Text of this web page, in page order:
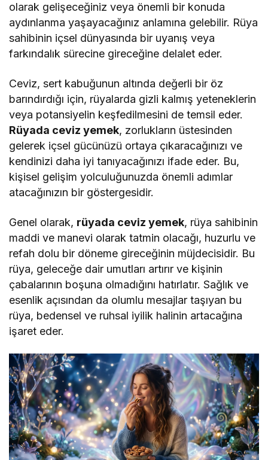
olarak gelişeceğiniz veya önemli bir konuda
aydınlanma yaşayacağınız anlamına gelebilir. Rüya
sahibinin içsel dünyasında bir uyanış veya
farkındalık sürecine gireceğine delalet eder.
Ceviz, sert kabuğunun altında değerli bir öz
barındırdığı için, rüyalarda gizli kalmış yeteneklerin
veya potansiyelin keşfedilmesini de temsil eder.
Rüyada ceviz yemek, zorlukların üstesinden
gelerek içsel gücünüzü ortaya çıkaracağınızı ve
kendinizi daha iyi tanıyacağınızı ifade eder. Bu,
kişisel gelişim yolculuğunuzda önemli adımlar
atacağınızın bir göstergesidir.
Genel olarak, rüyada ceviz yemek, rüya sahibinin
maddi ve manevi olarak tatmin olacağı, huzurlu ve
refah dolu bir döneme gireceğinin müjdecisidir. Bu
rüya, geleceğe dair umutları artırır ve kişinin
çabalarının boşuna olmadığını hatırlatır. Sağlık ve
esenlik açısından da olumlu mesajlar taşıyan bu
rüya, bedensel ve ruhsal iyilik halinin artacağına
işaret eder.